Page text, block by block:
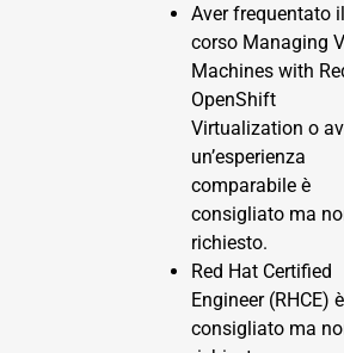
Aver frequentato il
corso Managing
Machines with
OpenShift
Virtualization o
un’esperienza
comparabile è
consigliato ma
richiesto.
Red Hat Certified
Engineer (RHCE) è
consigliato ma